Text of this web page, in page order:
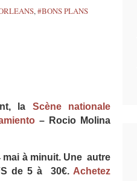
,#BONS PLANS
la Scène nationale
– Rocio Molina
mai à minuit. Une autre
de 5 à 30€. Achetez